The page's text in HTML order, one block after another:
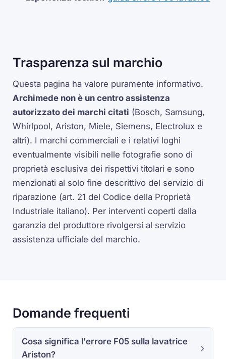
Trasparenza sul marchio
Questa pagina ha valore puramente informativo.
Archimede non è un centro assistenza
autorizzato dei marchi citati (Bosch, Samsung,
Whirlpool, Ariston, Miele, Siemens, Electrolux e
altri). I marchi commerciali e i relativi loghi
eventualmente visibili nelle fotografie sono di
proprietà esclusiva dei rispettivi titolari e sono
menzionati al solo fine descrittivo del servizio di
riparazione (art. 21 del Codice della Proprietà
Industriale italiano). Per interventi coperti dalla
garanzia del produttore rivolgersi al servizio
assistenza ufficiale del marchio.
Domande frequenti
Cosa significa l'errore F05 sulla lavatrice
Ariston?